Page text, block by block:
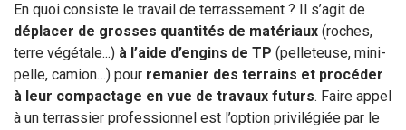
En quoi consiste le travail de terrassement ? Il s’agit de
déplacer de grosses quantités de matériaux (roches,
terre végétale...) à l’aide d’engins de TP (pelleteuse, mini-
pelle, camion…) pour remanier des terrains et procéder
à leur compactage en vue de travaux futurs. Faire appel
à un terrassier professionnel est l’option privilégiée par le